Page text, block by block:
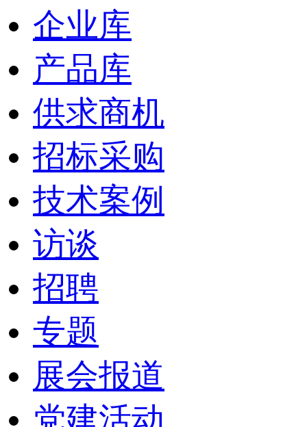
企业库
产品库
供求商机
招标采购
技术案例
访谈
招聘
专题
展会报道
党建活动